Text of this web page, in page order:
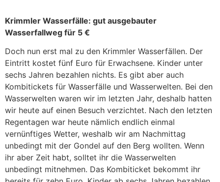
Krimmler Wasserfälle: gut ausgebauter
Wasserfallweg für 5 €
Doch nun erst mal zu den Krimmler Wasserfällen. Der
Eintritt kostet fünf Euro für Erwachsene. Kinder unter
sechs Jahren bezahlen nichts. Es gibt aber auch
Kombitickets für Wasserfälle und Wasserwelten. Bei den
Wasserwelten waren wir im letzten Jahr, deshalb hatten
wir heute auf einen Besuch verzichtet. Nach den letzten
Regentagen war heute nämlich endlich einmal
vernünftiges Wetter, weshalb wir am Nachmittag
unbedingt mit der Gondel auf den Berg wollten. Wenn
ihr aber Zeit habt, solltet ihr die Wasserwelten
unbedingt mitnehmen. Das Kombiticket bekommt ihr